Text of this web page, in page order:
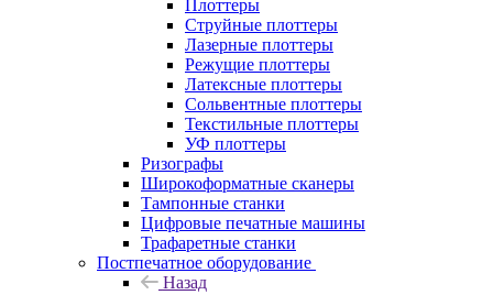
Плоттеры
Струйные плоттеры
Лазерные плоттеры
Режущие плоттеры
Латексные плоттеры
Сольвентные плоттеры
Текстильные плоттеры
УФ плоттеры
Ризографы
Широкоформатные сканеры
Тампонные станки
Цифровые печатные машины
Трафаретные станки
Постпечатное оборудование
Назад